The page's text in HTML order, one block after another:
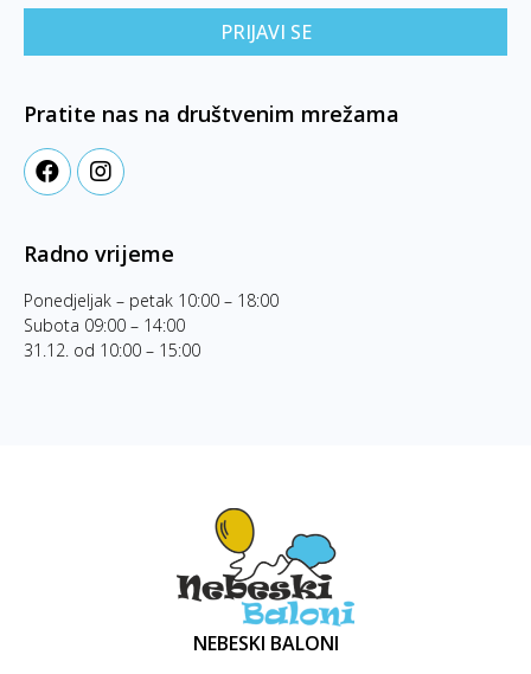
PRIJAVI SE
Pratite nas na društvenim mrežama
Radno vrijeme
Ponedjeljak – petak 10:00 – 18:00
Subota 09:00 – 14:00
31.12. od 10:00 – 15:00
NEBESKI BALONI